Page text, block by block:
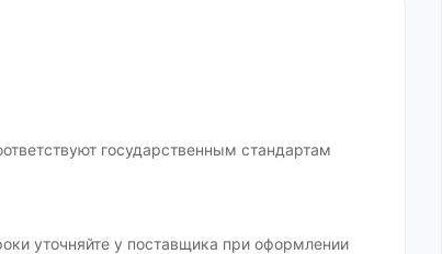
государственным стандартам
уточняйте у поставщика при оформлении